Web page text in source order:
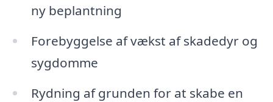
ny beplantning
Forebyggelse af vækst af skadedyr og
sygdomme
Rydning af grunden for at skabe en